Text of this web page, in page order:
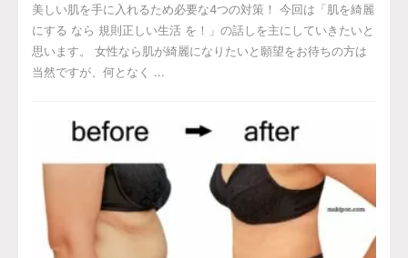
美しい肌を手に入れるため必要な4つの対策！ 今回は「肌を綺麗
にする なら 規則正しい生活 を！」の話しを主にしていきたいと
思います。 女性なら肌が綺麗になりたいと願望をお待ちの方は
当然ですが、何となく ...